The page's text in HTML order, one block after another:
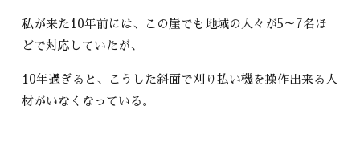
私が来た10年前には、この崖でも地域の人々が5～7名ほ
どで対応していたが、
10年過ぎると、こうした斜面で刈り払い機を操作出来る人
材がいなくなっている。